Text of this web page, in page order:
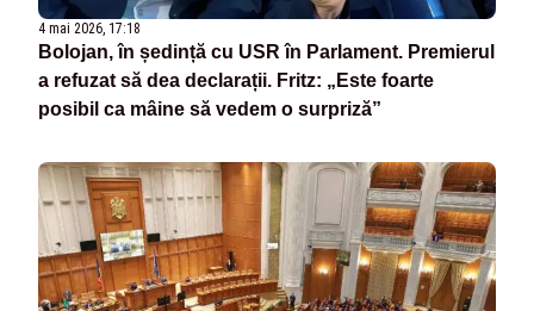
4 mai 2026, 17:18
Bolojan, în ședință cu USR în Parlament. Premierul
a refuzat să dea declarații. Fritz: „Este foarte
posibil ca mâine să vedem o surpriză”